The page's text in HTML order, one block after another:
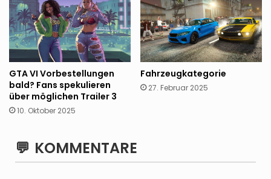
GTA VI Vorbestellungen
bald? Fans spekulieren
über möglichen Trailer 3
10. Oktober 2025
Fahrzeugkategorie
27. Februar 2025
KOMMENTARE